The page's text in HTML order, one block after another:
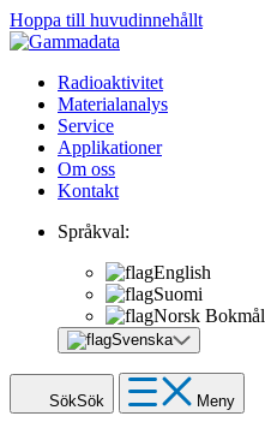
Hoppa till huvudinnehållt
Radioaktivitet
Materialanalys
Service
Applikationer
Om oss
Kontakt
Språkval:
English
Suomi
Norsk Bokmål
Svenska
SökSök Meny